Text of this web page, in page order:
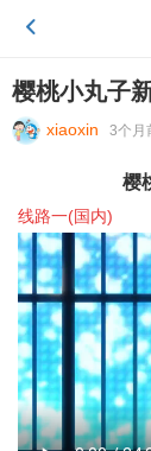
樱桃小丸子
xiaoxin 3个月
樱
线路一(国内)